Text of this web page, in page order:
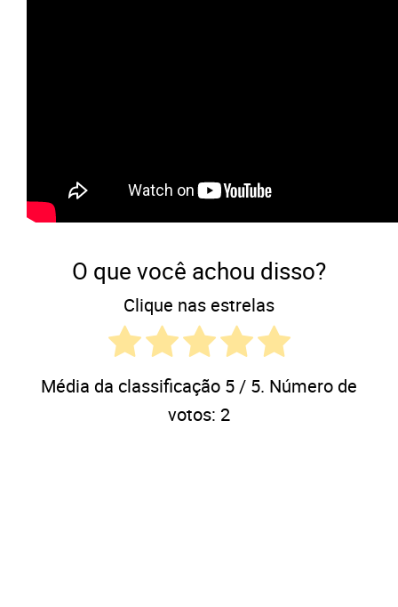
O que você achou disso?
Clique nas estrelas
Média da classificação 5/ 5. Número de
votos: 2